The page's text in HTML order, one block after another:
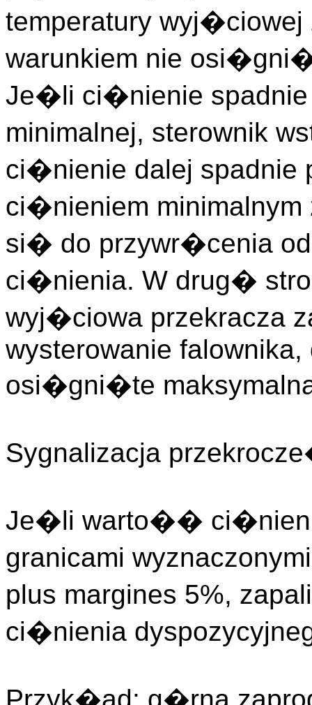
temperatury
warunkiem nie
Je�li ci�nienie
minimalnej, sterownik
ci�nienie dalej spadnie
ci�nieniem minimalnym
si� do przywr�cenia
ci�nienia. W drug�
wyj�ciowa przekracza
wysterowanie
osi�gni�te
Sygnalizacja
Je�li warto��
granicami
plus margines 5%,
ci�nienia